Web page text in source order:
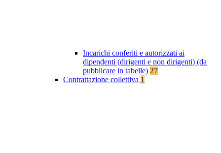
Incarichi conferiti e autorizzati ai
dipendenti (dirigenti e non dirigenti) (da
pubblicare in tabelle) 27
Contrattazione collettiva 1